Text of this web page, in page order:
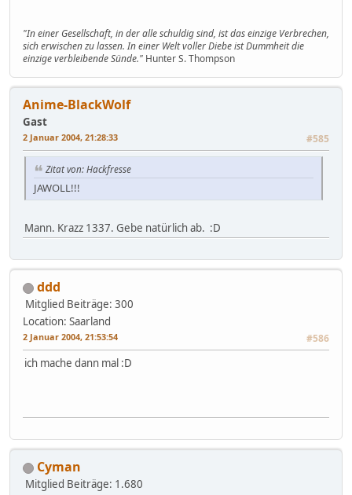
"In einer Gesellschaft, in der alle schuldig sind, ist das einzige Verbrechen,
sich erwischen zu lassen. In einer Welt voller Diebe ist Dummheit die
einzige verbleibende Sünde." Hunter S. Thompson
Anime-BlackWolf
Gast
2 Januar 2004, 21:28:33 #585
Zitat von: Hackfresse
JAWOLL!!!
Mann. Krazz 1337. Gebe natürlich ab. :D
ddd
Mitglied Beiträge: 300
Location: Saarland
2 Januar 2004, 21:53:54 #586
ich mache dann mal :D
Cyman
Mitglied Beiträge: 1.680